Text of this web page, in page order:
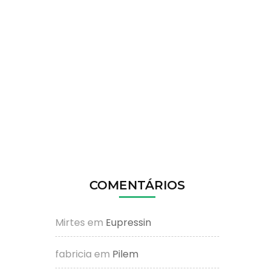
COMENTÁRIOS
Mirtes em Eupressin
fabricia em Pilem